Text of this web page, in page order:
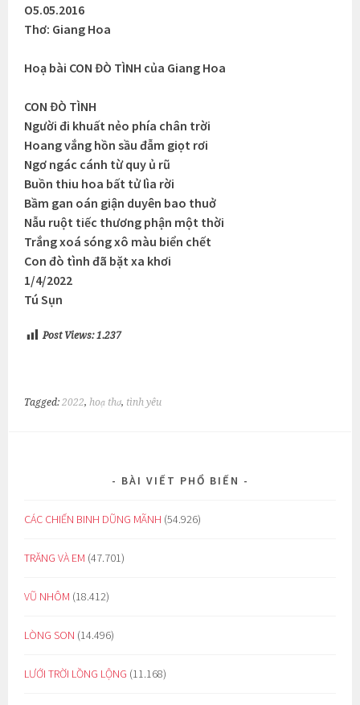
O5.05.2016
Thơ: Giang Hoa
Hoạ bài CON ĐÒ TÌNH của Giang Hoa
CON ĐÒ TÌNH
Người đi khuất nẻo phía chân trời
Hoang vắng hồn sầu đẫm giọt rơi
Ngơ ngác cánh từ quy ủ rũ
Buồn thiu hoa bất tử lìa rời
Bầm gan oán giận duyên bao thuở
Nẫu ruột tiếc thương phận một thời
Trắng xoá sóng xô màu biển chết
Con đò tình đã bặt xa khơi
1/4/2022
Tú Sụn
Post Views: 1.237
Tagged:2022,hoạ thơ, tình yêu
BÀI VIẾT PHỔ BIẾN
CÁC CHIẾN BINH DŨNG MÃNH (54.926)
TRĂNG VÀ EM (47.701)
VŨ NHÔM (18.412)
LÒNG SON (14.496)
LƯỚI TRỜI LỒNG LỘNG (11.168)